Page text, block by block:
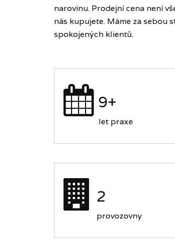
narovinu. Prodejní cena není
nás kupujete. Máme za sebou
spokojených klientů.
9+
let praxe
2
provozovny